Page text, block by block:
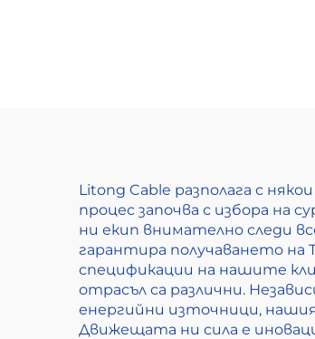
Litong Cable разполага с
процес започва с избора на
ни екип внимателно следи
гарантира получаването на
спецификации на нашите
отрасъл са различни.
енергийни източници,
Движещата ни сила е